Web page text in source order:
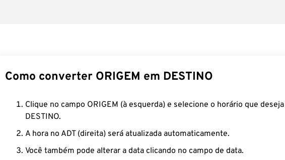
Como converter ORIGEM em DESTINO
Clique no campo ORIGEM (à esquerda) e selecione o horário que
DESTINO.
A hora no ADT (direita) será atualizada automaticamente.
Você também pode alterar a data clicando no campo de data.